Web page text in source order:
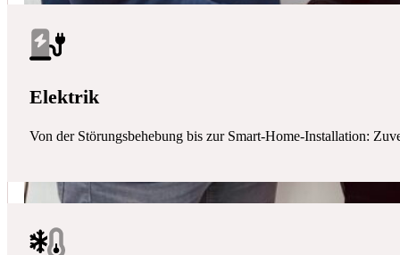
Elektrik
Von der Störungsbehebung bis zur Smart-Home-Installation: